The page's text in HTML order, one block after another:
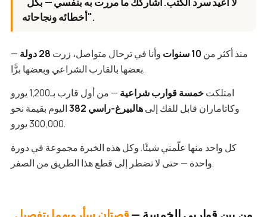
أخطائه ونجاحاته".
منذ أكثر من 10 سنوات وأنا في ترحال متواصل، زرت 28 دولة
—
بعضها بالقارب الشراعي وبعضها برًّا.
امتلكتخمسة قوارب شراعية
— من أول قارب بـ1,200 يورو
وكاتاماران قابل للفك إلىهالبيرغ-راسي 382
اليوم بقيمة نحو
300,000 يورو.
كل واحد منها علّمني شيئًا. وكل هذه الخبرة مجموعة في دورة
واحدة — حتى لا تضطر إلى قطع هذا الطريق من الصفر.